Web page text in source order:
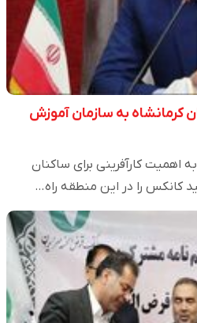
کرمانشاه به سازمان آموزش
اهمیت کارآفرینی برای ساکنان
کانکس را در این منطقه راه…